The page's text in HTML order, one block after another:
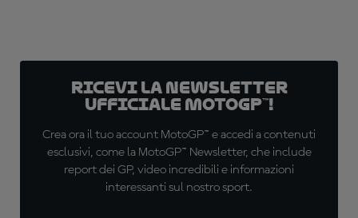
Ricevi la newsletter
ufficiale MotoGP™!
Crea ora il tuo account MotoGP™ e accedi a contenuti
esclusivi, come la MotoGP™ Newsletter, che include
report dei GP, video incredibili e informazioni
interessanti sul nostro sport.